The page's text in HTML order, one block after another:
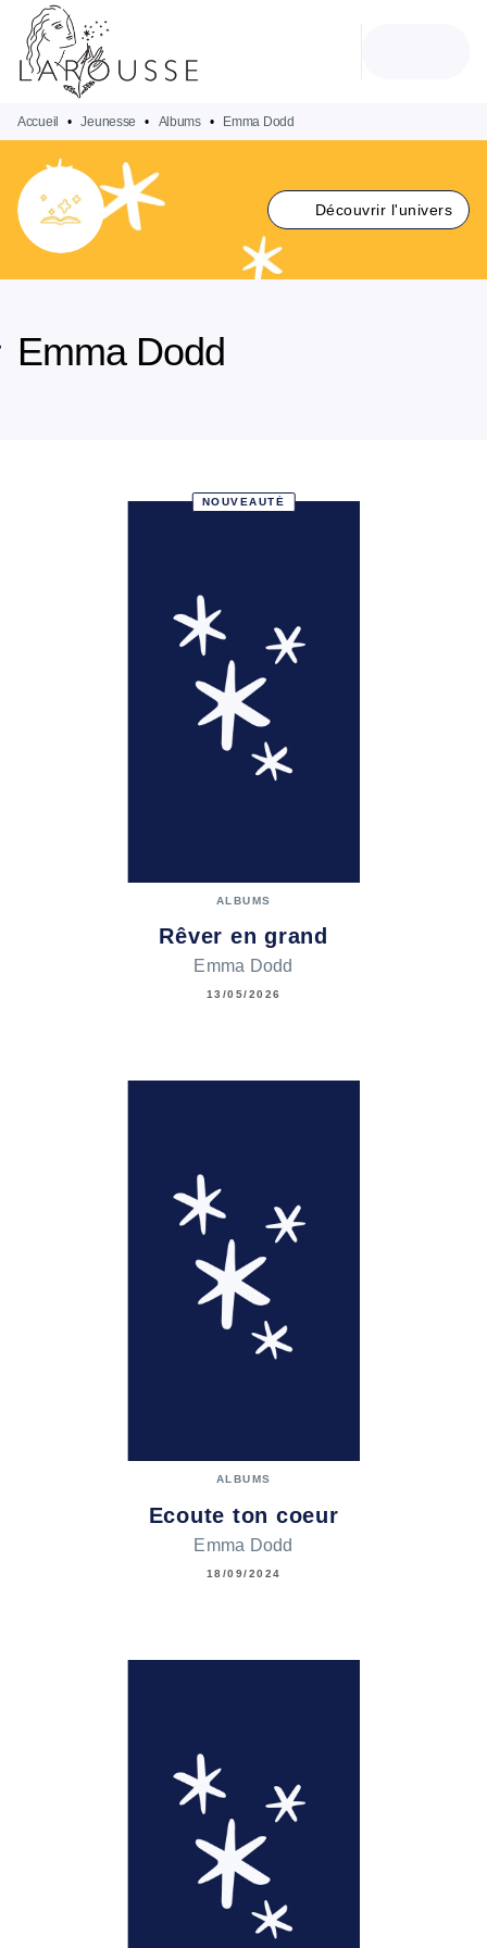
MENU
PIED DE PAGE
Accueil • Jeunesse • Albums • Emma Dodd
Découvrir l'univers
Emma Dodd
NOUVEAUTÉ
ALBUMS
Rêver en grand
Emma Dodd
13/05/2026
ALBUMS
Ecoute ton coeur
Emma Dodd
18/09/2024